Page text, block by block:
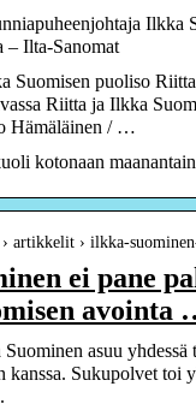
Ilkka
Ilta-Sanomat
Suomisen puoliso
Riitta ja Ilkka
Hämäläinen / …
kotonaan
artikkelit › ilkka-
ei pane
avointa
asuu yhdessä
kanssa. Sukupolvet toi